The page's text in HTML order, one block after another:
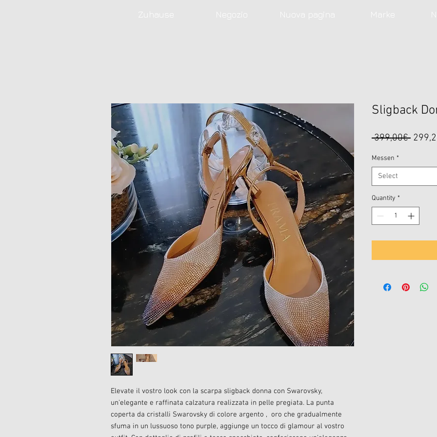
Zuhause Negozio Nuova pagina Marke
Elevate il vostro look con la scarpa sligback donna con Swarovsky,
un'elegante e raffinata calzatura realizzata in pelle pregiata. La punta
coperta da cristalli Swarovsky di colore argento , oro che gradualmente
sfuma in un lussuoso tono purple, aggiunge un tocco di glamour al vostro
Sligback
399,00€
Messen *
Select
Quantity *